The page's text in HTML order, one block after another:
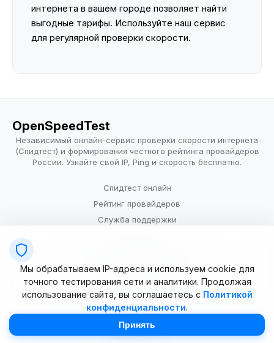
интернета в вашем городе позволяет найти
выгодные тарифы. Используйте наш сервис
для регулярной проверки скорости.
OpenSpeedTest
Независимый онлайн-сервис проверки скорости интернета
(Спидтест) и формирования честного рейтинга провайдеров
России. Узнайте свой IP, Ping и скорость бесплатно.
Спидтест онлайн
Рейтинг провайдеров
Служба поддержки
Условия использования
© 2025–2026 OpenSpeedTest (ИП Долматова В.В.). Все права
Мы обрабатываем IP-адреса и используем cookie для
точного тестирования сети и аналитики. Продолжая
использование сайта, вы соглашаетесь с Политикой
конфиденциальности.
Принять